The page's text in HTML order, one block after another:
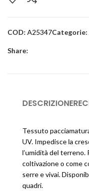
COD: A25347Categorie:
Share:
DESCRIZIONE
Tessuto
UV. Impedisce la
l’umidità del
coltivazione o come
serre e vivai.
quadri.